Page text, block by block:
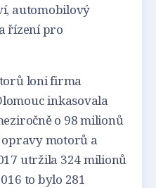
automobilový
řízení pro
loni firma
inkasovala
o 98 milionů
motorů a
utržila 324 milionů
to bylo 281